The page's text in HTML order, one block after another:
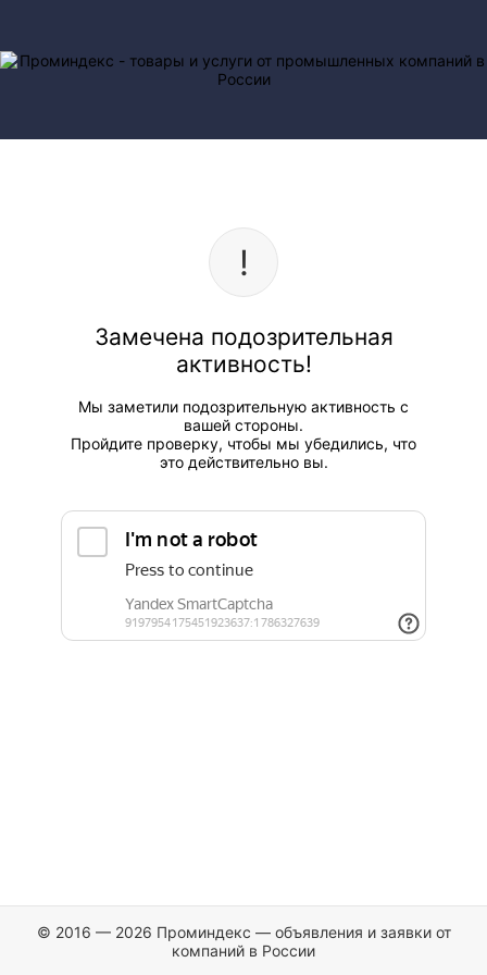
Замечена подозрительная
активность!
Мы заметили подозрительную активность с
вашей стороны.
Пройдите проверку, чтобы мы убедились, что
это действительно вы.
© 2016 — 2026 Проминдекс — объявления и заявки от
компаний в России